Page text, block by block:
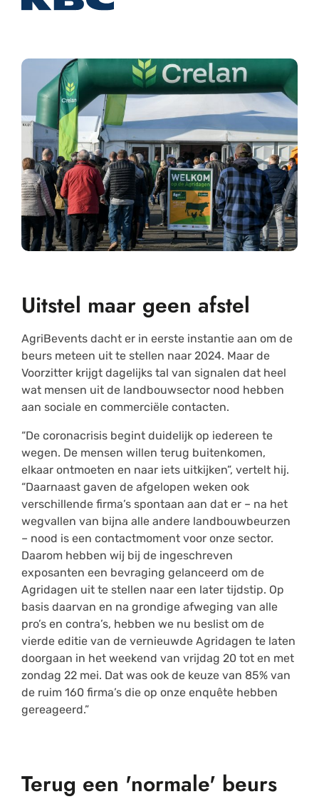
Uitstel maar geen afstel
AgriBevents dacht er in eerste instantie aan om de
beurs meteen uit te stellen naar 2024. Maar de
Voorzitter krijgt dagelijks tal van signalen dat heel
wat mensen uit de landbouwsector nood hebben
aan sociale en commerciële contacten.
“De coronacrisis begint duidelijk op iedereen te
wegen. De mensen willen terug buitenkomen,
elkaar ontmoeten en naar iets uitkijken”, vertelt hij.
“Daarnaast gaven de afgelopen weken ook
verschillende firma’s spontaan aan dat er – na het
wegvallen van bijna alle andere landbouwbeurzen
– nood is een contactmoment voor onze sector.
Daarom hebben wij bij de ingeschreven
exposanten een bevraging gelanceerd om de
Agridagen uit te stellen naar een later tijdstip. Op
basis daarvan en na grondige afweging van alle
pro’s en contra’s, hebben we nu beslist om de
vierde editie van de vernieuwde Agridagen te laten
doorgaan in het weekend van vrijdag 20 tot en met
zondag 22 mei. Dat was ook de keuze van 85% van
de ruim 160 firma’s die op onze enquête hebben
gereageerd.”
Terug een 'normale' beurs